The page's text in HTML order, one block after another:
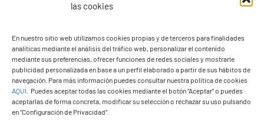
las cookies
En nuestro sitio web utilizamos cookies propias y de terceros para finalidades
analíticas mediante el análisis del tráfico web, personalizar el contenido
mediante sus preferencias, ofrecer funciones de redes sociales y mostrarle
publicidad personalizada en base a un perfil elaborado a partir de sus hábitos de
navegación. Para más información puedes consultar nuestra política de cookies
AQUÍ
Puedes aceptar todas las cookies mediante el botón “Aceptar” o puedes
aceptarlas de forma concreta, modificar su selección o rechazar su uso pulsando
en “Configuración de Privacidad”.
Pza. de Los Remedios, 1
35570 – Yaiza
Tel:928 83 62 20